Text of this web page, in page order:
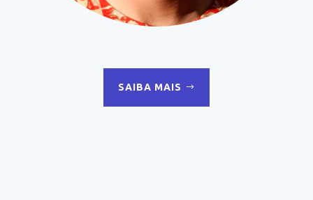
SAIBA MAIS